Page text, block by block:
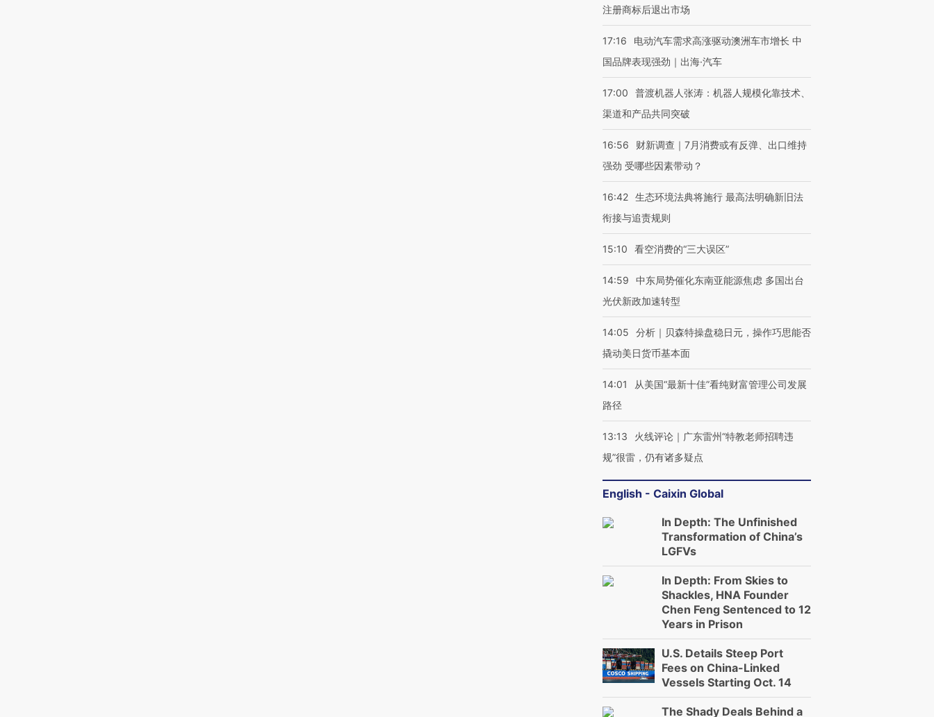
注册商标后退出市场
17:16
电动汽车需求高涨驱动澳洲车市增长 中
国品牌表现强劲｜出海·汽车
17:00
普渡机器人张涛：机器人规模化靠技术、
渠道和产品共同突破
16:56
财新调查｜7月消费或有反弹、出口维持
强劲 受哪些因素带动？
16:42 生态环境法典将施行 最高法明确新旧法
衔接与追责规则
15:10 看空消费的“三大误区”
14:59
中东局势催化东南亚能源焦虑 多国出台
光伏新政加速转型
14:05
分析｜贝森特操盘稳日元，操作巧思能否
撬动美日货币基本面
14:01
从美国“最新十佳”看纯财富管理公司发展
路径
13:13
火线评论｜广东雷州“特教老师招聘违
规”很雷，仍有诸多疑点
English - Caixin Global
In Depth: The Unfinished
Transformation of China’s
LGFVs
In Depth: From Skies to
Shackles, HNA Founder
Chen Feng Sentenced to 12
Years in Prison
U.S. Details Steep Port
Fees on China-Linked
Vessels Starting Oct. 14
The Shady Deals Behind a